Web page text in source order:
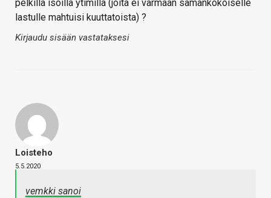
pelkillä isoilla ytimillä (joita ei varmaan samankokoiselle
lastulle mahtuisi kuuttatoista) ?
Kirjaudu sisään vastataksesi
Loisteho
5.5.2020
vemkki sanoi